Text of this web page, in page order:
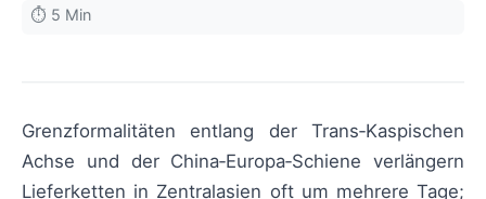
⏱️ 5 Min
Grenzformalitäten entlang der Trans‑Kaspischen
Achse und der China‑Europa‑Schiene verlängern
Lieferketten in Zentralasien oft um mehrere Tage;